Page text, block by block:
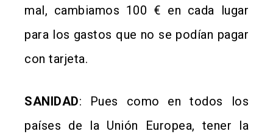
mal, cambiamos 100 € en cada lugar
para los gastos que no se podían pagar
con tarjeta.
SANIDAD: Pues como en todos los
países de la Unión Europea, tener la